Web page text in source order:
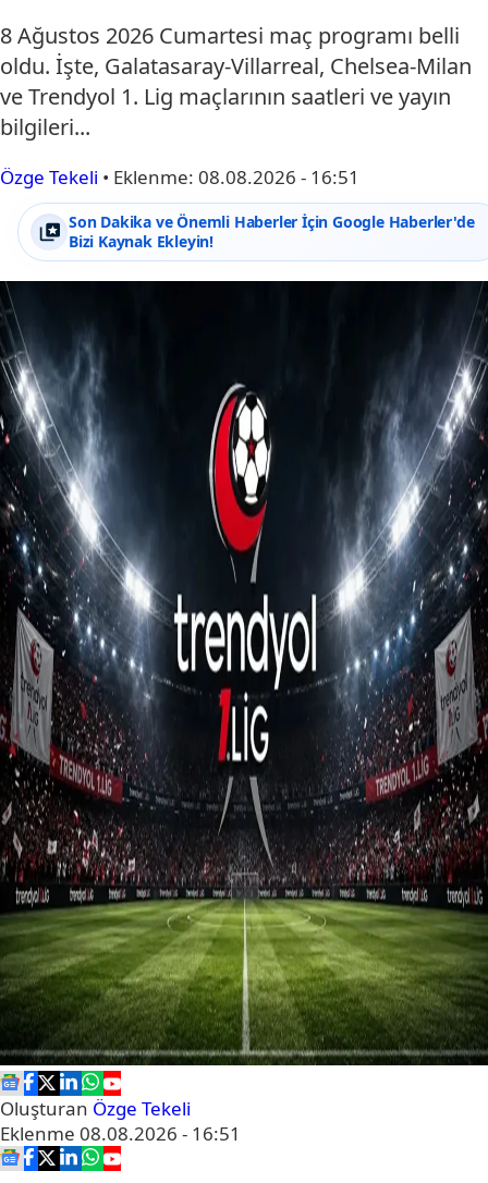
8 Ağustos 2026 Cumartesi maç programı belli
oldu. İşte, Galatasaray-Villarreal, Chelsea-Milan
ve Trendyol 1. Lig maçlarının saatleri ve yayın
bilgileri...
Özge Tekeli • Eklenme: 08.08.2026 - 16:51
Son Dakika ve Önemli Haberler İçin Google Haberler'de
Bizi Kaynak Ekleyin!
Oluşturan Özge Tekeli
Eklenme 08.08.2026 - 16:51